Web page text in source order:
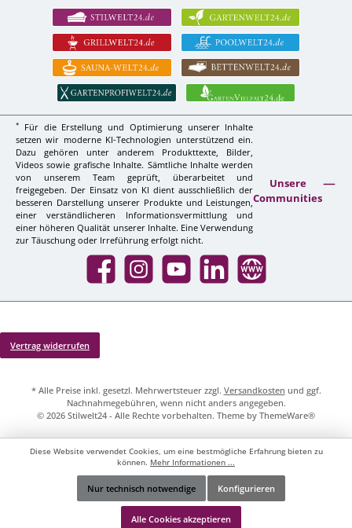
*
Für die Erstellung und Optimierung unserer Inhalte
setzen wir moderne KI-Technologien unterstützend ein.
Dazu gehören unter anderem Produkttexte, Bilder,
Videos sowie grafische Inhalte. Sämtliche Inhalte werden
von unserem Team geprüft, überarbeitet und
freigegeben. Der Einsatz von KI dient ausschließlich der
besseren Darstellung unserer Produkte und Leistungen,
einer verständlicheren Informationsvermittlung und
einer höheren Qualität unserer Inhalte. Eine Verwendung
zur Täuschung oder Irreführung erfolgt nicht.
Unsere
Communities
Facebook InstagramYouTube LinkedIn Website
Vertrag widerrufen
* Alle Preise inkl. gesetzl. Mehrwertsteuer zzgl. Versandkosten und ggf.
Nachnahmegebühren, wenn nicht anders angegeben.
© 2026 Stilwelt24 - Alle Rechte vorbehalten. Theme by ThemeWare®
Werkzeugleiste anzeigen
Diese Website verwendet Cookies, um eine bestmögliche Erfahrung bieten zu
können. Mehr Informationen ...
Nur technisch notwendige Konfigurieren
Alle Cookies akzeptieren